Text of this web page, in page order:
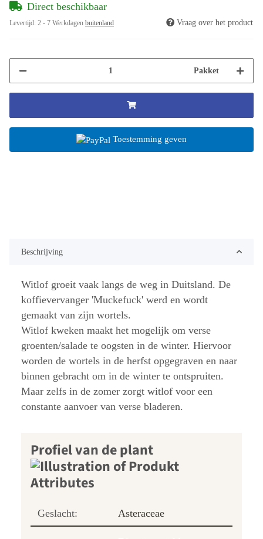
Direct beschikbaar
Levertijd: 2 - 7 Werkdagen buitenland Vraag over het product
Pakket
Toestemming geven
Beschrijving
Witlof groeit vaak langs de weg in Duitsland. De
koffievervanger 'Muckefuck' werd en wordt
gemaakt van zijn wortels.
Witlof kweken maakt het mogelijk om verse
groenten/salade te oogsten in de winter. Hiervoor
worden de wortels in de herfst opgegraven en naar
binnen gebracht om in de winter te ontspruiten.
Maar zelfs in de zomer zorgt witlof voor een
constante aanvoer van verse bladeren.
Profiel van de plant
Geslacht: Asteraceae